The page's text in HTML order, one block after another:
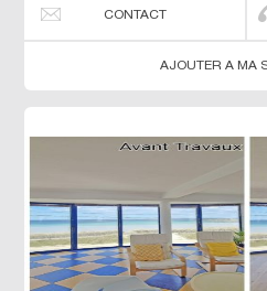
CONTACT
AJOUTER A MA